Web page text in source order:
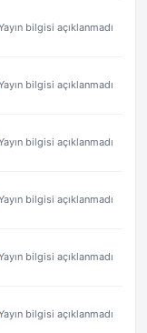
bilgisi açıklanmadı
bilgisi açıklanmadı
bilgisi açıklanmadı
bilgisi açıklanmadı
bilgisi açıklanmadı
bilgisi açıklanmadı